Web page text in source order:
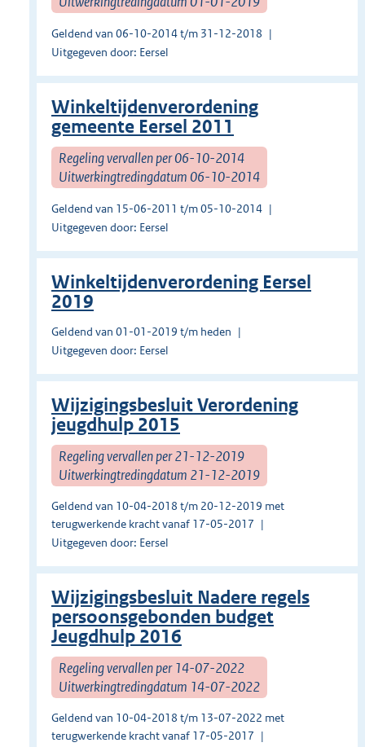
Geldend van 06-10-2014 t/m 31-12-2018
Uitgegeven door: Eersel
Winkeltijdenverordening
gemeente Eersel 2011
Regeling vervallen per 06-10-2014
Uitwerkingtredingdatum 06-10-2014
Geldend van 15-06-2011 t/m 05-10-2014
Uitgegeven door: Eersel
Winkeltijdenverordening Eersel
2019
Geldend van 01-01-2019 t/m heden
Uitgegeven door: Eersel
Wijzigingsbesluit Verordening
jeugdhulp 2015
Regeling vervallen per 21-12-2019
Uitwerkingtredingdatum 21-12-2019
Geldend van 10-04-2018 t/m 20-12-2019 met
terugwerkende kracht vanaf 17-05-2017
Uitgegeven door: Eersel
Wijzigingsbesluit Nadere regels
persoonsgebonden budget
Jeugdhulp 2016
Regeling vervallen per 14-07-2022
Uitwerkingtredingdatum 14-07-2022
Geldend van 10-04-2018 t/m 13-07-2022 met
terugwerkende kracht vanaf 17-05-2017